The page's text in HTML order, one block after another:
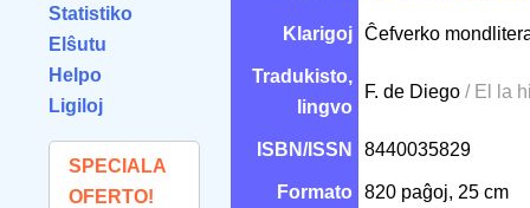
Statistiko
Elŝutu
Helpo
Ligiloj
SPECIALA
OFERTO!
Klarigoj Ĉefverko
Tradukisto,
lingvo
F. de Diego / El la
ISBN/ISSN 8440035829
Formato 820 paĝoj, 25 cm